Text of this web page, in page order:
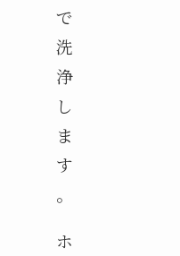
で
洗
浄
し
ま
す
。
ホ